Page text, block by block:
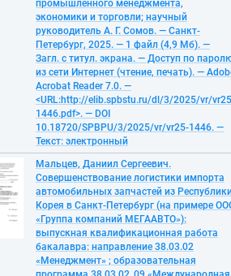
промышленного менеджмента,
экономики и торговли; научный
руководитель А. Г. Сомов. — Санкт-
Петербург, 2025. — 1 файл (4,9 Мб). —
Загл. с титул. экрана. — Доступ по
из сети Интернет (чтение, печать). —
Acrobat Reader 7.0. —
<URL:http://elib.spbstu.ru/dl/3/2025/vr/
1446.pdf>. — DOI
10.18720/SPBPU/3/2025/vr/vr25-1446. —
Текст: электронный
Мальцев, Даниил Сергеевич.
Совершенствование логистики импорта
автомобильных запчастей из
Корея в Санкт-Петербург (на примере
«Группа компаний МЕГААВТО»):
выпускная квалификационная работа
бакалавра: направление 38.03.02
«Менеджмент» ; образовательная